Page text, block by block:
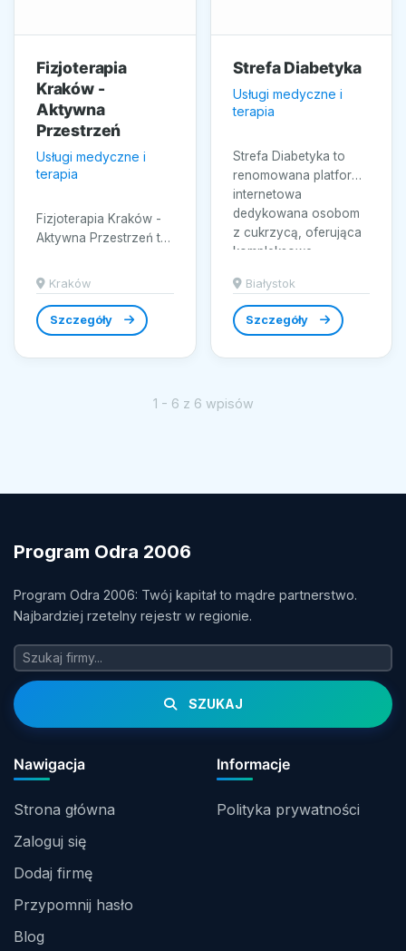
Fizjoterapia
Kraków -
Aktywna
Przestrzeń
Usługi medyczne i
terapia
Fizjoterapia Kraków -
Aktywna Przestrzeń to
nowoczesne podejście
z indywidualnym...
Kraków
Szczegóły
Strefa Diabetyka
Usługi medyczne i
terapia
Strefa Diabetyka to
renomowana platforma
internetowa
dedykowana osobom
z cukrzycą, oferująca
kompleksowe...
Białystok
Szczegóły
1 - 6 z 6 wpisów
Program Odra 2006
Program Odra 2006: Twój kapitał to mądre partnerstwo.
Najbardziej rzetelny rejestr w regionie.
SZUKAJ
Nawigacja
Strona główna
Zaloguj się
Dodaj firmę
Przypomnij hasło
Blog
Informacje
Polityka prywatności